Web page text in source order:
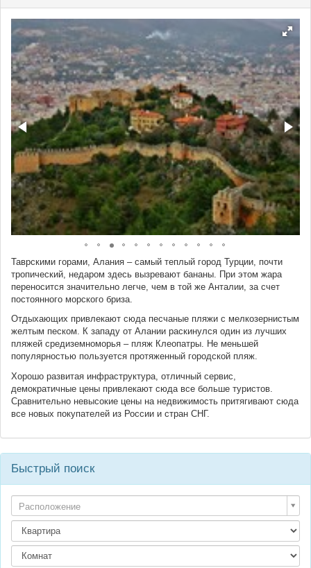
Таврскими горами, Алания – самый теплый город Турции, почти
тропический, недаром здесь вызревают бананы. При этом жара
переносится значительно легче, чем в той же Анталии, за счет
постоянного морского бриза.
Отдыхающих привлекают сюда песчаные пляжи с мелкозернистым
желтым песком. К западу от Алании раскинулся один из лучших
пляжей средиземноморья – пляж Клеопатры. Не меньшей
популярностью пользуется протяженный городской пляж.
Хорошо развитая инфраструктура, отличный сервис,
демократичные цены привлекают сюда все больше туристов.
Сравнительно невысокие цены на недвижимость притягивают сюда
все новых покупателей из России и стран СНГ.
Быстрый поиск
Расположение